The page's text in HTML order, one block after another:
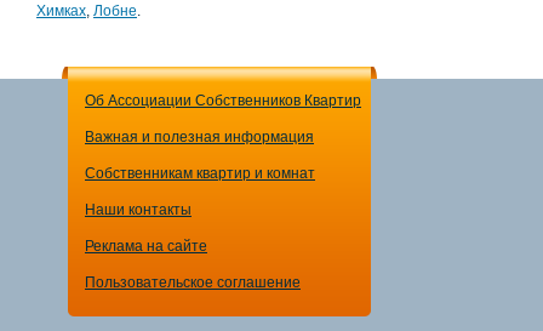
Химкaх, Лoбнe.
Об Ассоциации Собственников Квартир
Важная и полезная информация
Собственникам квартир и комнат
Наши контакты
Реклама на сайте
Пользовательское соглашение